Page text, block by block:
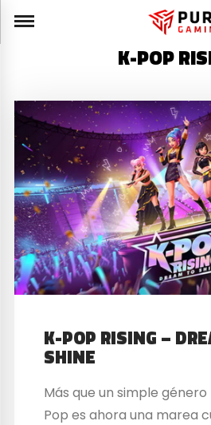
K-POP
K-POP RISING –
SHINE
Más que un simple género
Pop es ahora una marea